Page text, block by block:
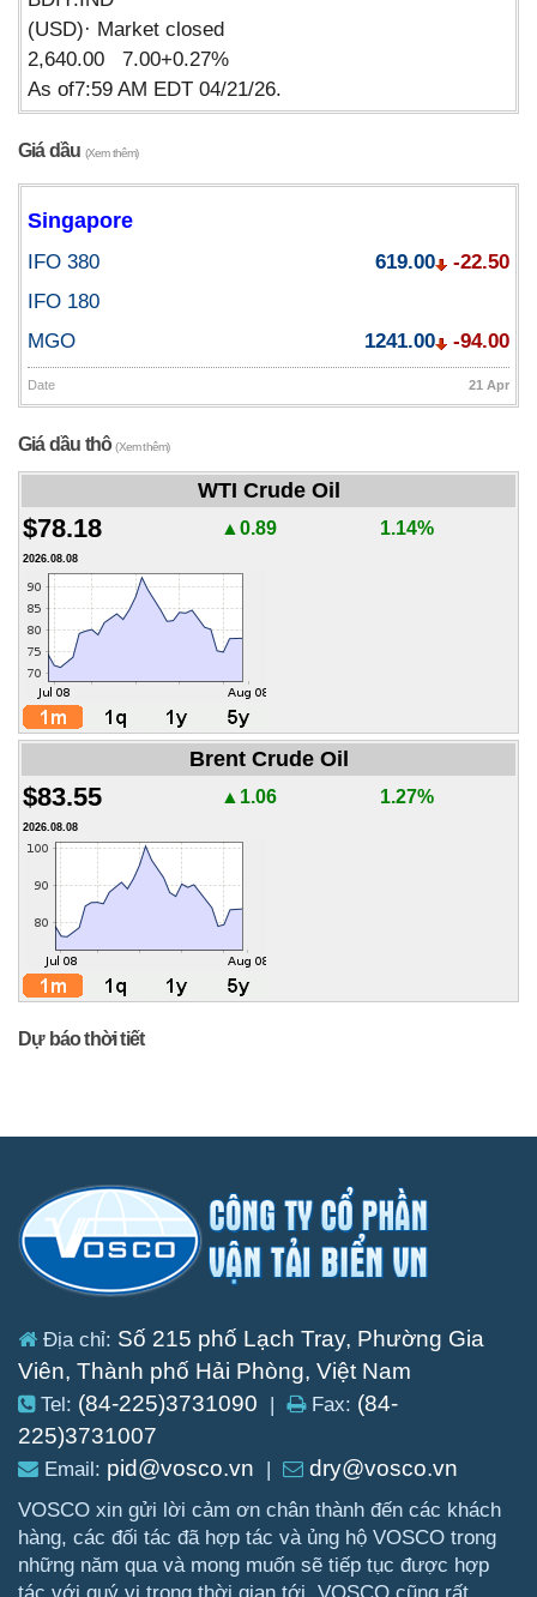
(USD)· Market closed
2,640.00 7.00+0.27%
As of7:59 AM EDT 04/21/26.
Giá dầu (Xem thêm)
Singapore
IFO 380 619.00
-22.50
IFO 180
MGO
1241.00 -94.00
Date 21 Apr
Giá dầu thô(Xem thêm)
WTI Crude Oil
$78.18 ▲0.89 1.14%
2026.08.08
Brent Crude Oil
$83.55 ▲1.06 1.27%
2026.08.08
Dự báo thời tiết
Địa chỉ: Số 215 phố Lạch Tray, Phường Gia
Viên, Thành phố Hải Phòng, Việt Nam
Tel: (84-225)3731090 | Fax: (84-
225)3731007
Email: pid@vosco.vn | dry@vosco.vn
VOSCO xin gửi lời cảm ơn chân thành đến các khách
hàng, các đối tác đã hợp tác và ủng hộ VOSCO trong
những năm qua và mong muốn sẽ tiếp tục được hợp
tác với quý vị trong thời gian tới. VOSCO cũng rất